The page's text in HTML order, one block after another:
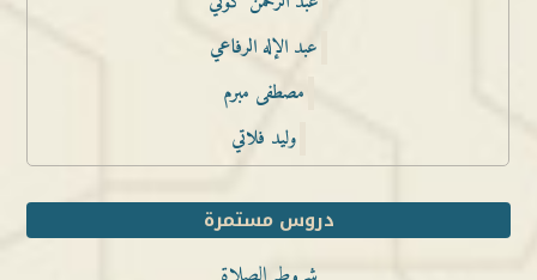
عبد الإله الرفاعي
مصطفى مبرم
وليد فلاتي
دروس مستمرة